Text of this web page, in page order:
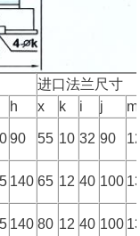
进口法兰尺寸
h x k i j m
90 55 10 32 90
140 65 12 40 100
140 80 12 40 100